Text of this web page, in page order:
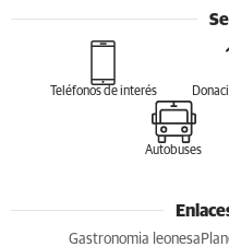
Teléfonos de interés
Autobuses
Gastronomia leonesa